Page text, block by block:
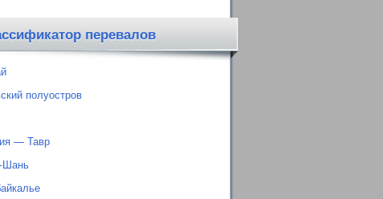
перевалов
полуостров
— Тавр
Шань